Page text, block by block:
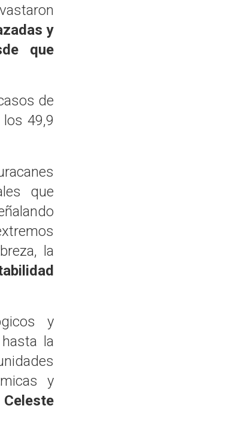
y
que
de
49,9
que
la
y
la
y
Celeste